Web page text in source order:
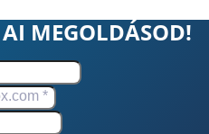
MEGOLDÁSOD!